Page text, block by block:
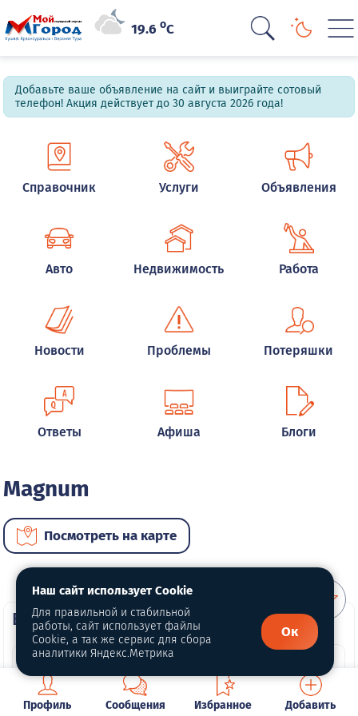
19.6oC
Добавьте ваше объявление на сайт и выиграйте сотовый
телефон! Акция действует до 30 августа 2026 года!
Справочник Услуги Объявления
Авто Недвижимость Работа
Новости Проблемы Потеряшки
Ответы Афиша Блоги
Magnum
Посмотреть на карте
ВИП автомобили
Профиль Сообщения Избранное Добавить
Наш сайт использует Cookie
Для правильной и стабильной
работы, сайт использует файлы
Cookie, а так же сервис для сбора
аналитики Яндекс.Метрика
Ок